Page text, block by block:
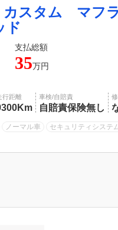
カスタム マフ
ド
支払総額
35万円
行距離 車検/自賠責
自賠責保険無し
ノーマル車 セキュリティシステ